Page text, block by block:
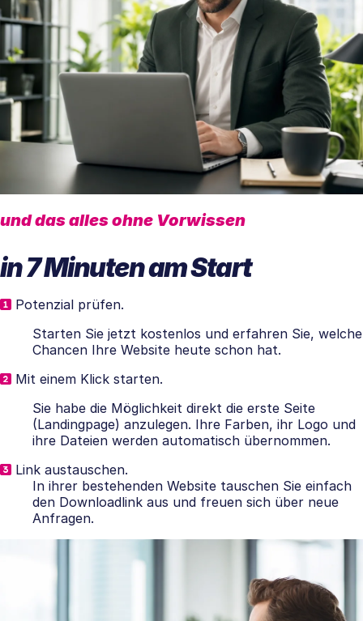
und das alles ohne Vorwissen
in 7 Minuten am Start
Potenzial prüfen.
Starten Sie jetzt kostenlos und erfahren Sie, welche
Chancen Ihre Website heute schon hat.
Mit einem Klick starten.
Sie habe die Möglichkeit direkt die erste Seite
(Landingpage) anzulegen. Ihre Farben, ihr Logo und
ihre Dateien werden automatisch übernommen.
Link austauschen.
In ihrer bestehenden Website tauschen Sie einfach
den Downloadlink aus und freuen sich über neue
Anfragen.